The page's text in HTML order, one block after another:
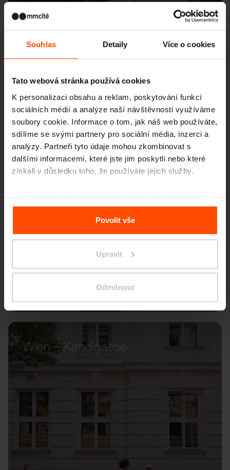
Souhlas Detaily Více o cookies
Tato webová stránka používá cookies
K personalizaci obsahu a reklam, poskytování funkcí
sociálních médií a analýze naší návštěvnosti využíváme
soubory cookie. Informace o tom, jak náš web používáte,
sdílíme se svými partnery pro sociální média, inzerci a
analýzy. Partneři tyto údaje mohou zkombinovat s
dalšími informacemi, které jste jim poskytli nebo které
získali v důsledku toho, že používáte jejich služby.
osobních údajů.
Povolit vše
Upravit
Odmítnout
Seattle – Popup park
Wien – Kandlgasse